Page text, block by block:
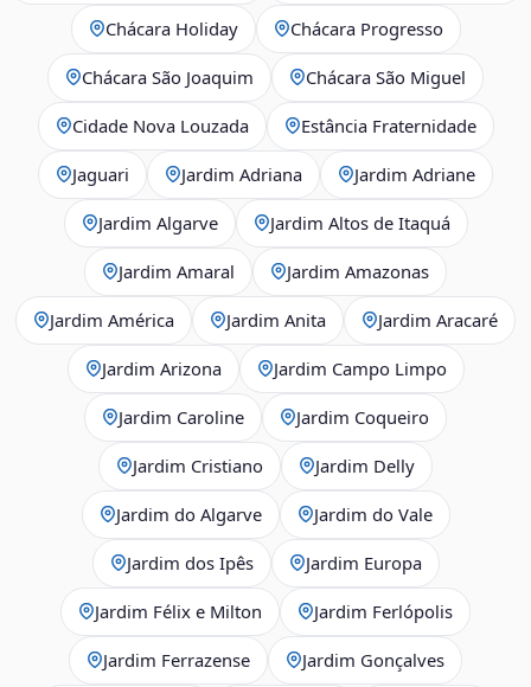
Chácara Holiday Chácara Progresso
Chácara São Joaquim Chácara São Miguel
Cidade Nova Louzada Estância Fraternidade
Jaguari Jardim Adriana Jardim Adriane
Jardim Algarve Jardim Altos de Itaquá
Jardim Amaral Jardim Amazonas
Jardim América Jardim Anita Jardim Aracaré
Jardim Arizona Jardim Campo Limpo
Jardim Caroline Jardim Coqueiro
Jardim Cristiano Jardim Delly
Jardim do Algarve Jardim do Vale
Jardim dos Ipês Jardim Europa
Jardim Félix e Milton Jardim Ferlópolis
Jardim Ferrazense Jardim Gonçalves